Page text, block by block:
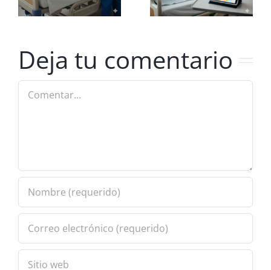
Prevención
Deja tu comentario